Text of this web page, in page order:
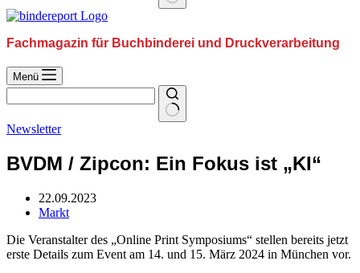
Fachmagazin für Buchbinderei und Druckverarbeitung
Menü
Newsletter
BVDM / Zipcon: Ein Fokus ist „KI“
22.09.2023
Markt
Die Veranstalter des „Online Print Symposiums“ stellen bereits jetzt
erste Details zum Event am 14. und 15. März 2024 in München vor.